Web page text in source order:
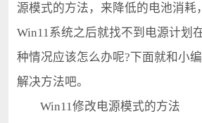
源模式的方法，来降低的电池消耗
Win11系统之后就找不到电源计划
种情况应该怎么办呢?下面就和小
解决方法吧。
Win11修改电源模式的方法